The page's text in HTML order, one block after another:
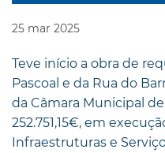
25 mar 2025
Teve início a obra de
Pascoal e da Rua do
da Câmara Municipal
252.751,15€, em
Infraestruturas e